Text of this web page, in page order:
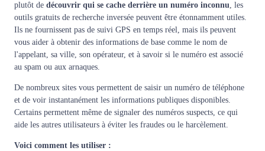
plutôt de découvrir qui se cache derrière un numéro inconnu, les
outils gratuits de recherche inversée peuvent être étonnamment utiles.
Ils ne fournissent pas de suivi GPS en temps réel, mais ils peuvent
vous aider à obtenir des informations de base comme le nom de
l'appelant, sa ville, son opérateur, et à savoir si le numéro est associé
au spam ou aux arnaques.
De nombreux sites vous permettent de saisir un numéro de téléphone
et de voir instantanément les informations publiques disponibles.
Certains permettent même de signaler des numéros suspects, ce qui
aide les autres utilisateurs à éviter les fraudes ou le harcèlement.
Voici comment les utiliser :